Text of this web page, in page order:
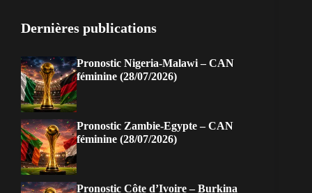
Dernières publications
Pronostic Nigeria-Malawi – CAN
féminine (28/07/2026)
Pronostic Zambie-Egypte – CAN
féminine (28/07/2026)
Pronostic Côte d’Ivoire – Burkina